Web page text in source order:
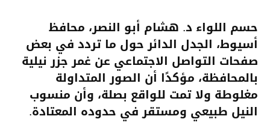
حسم اللواء د. هشام أبو النصر، محافظ
أسيوط، الجدل الدائر حول ما تردد في بعض
صفحات التواصل الاجتماعي عن غمر جزر نيلية
بالمحافظة، مؤكدًا أن الصور المتداولة
مغلوطة ولا تمت للواقع بصلة، وأن منسوب
النيل طبيعي ومستقر في حدوده المعتادة.